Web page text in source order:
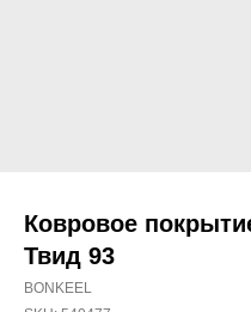
Ковровое
Твид 93
BONKEEL